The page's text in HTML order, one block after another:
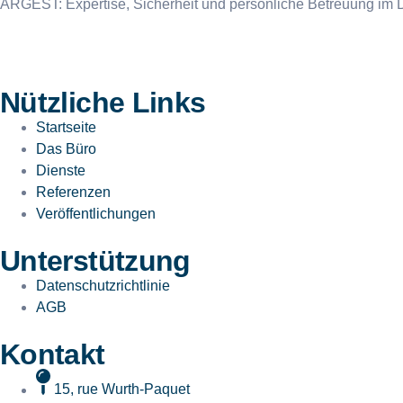
ARGEST: Expertise, Sicherheit und persönliche Betreuung im
Nützliche Links
Startseite
Das Büro
Dienste
Referenzen
Veröffentlichungen
Unterstützung
Datenschutzrichtlinie
AGB
Kontakt
15, rue Wurth-Paquet